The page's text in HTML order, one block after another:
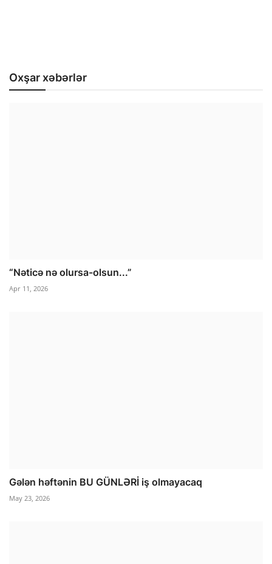
Oxşar xəbərlər
“Nəticə nə olursa-olsun...”
Apr 11, 2026
Gələn həftənin BU GÜNLƏRİ iş olmayacaq
May 23, 2026